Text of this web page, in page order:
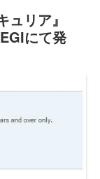
ュリア』
にて発